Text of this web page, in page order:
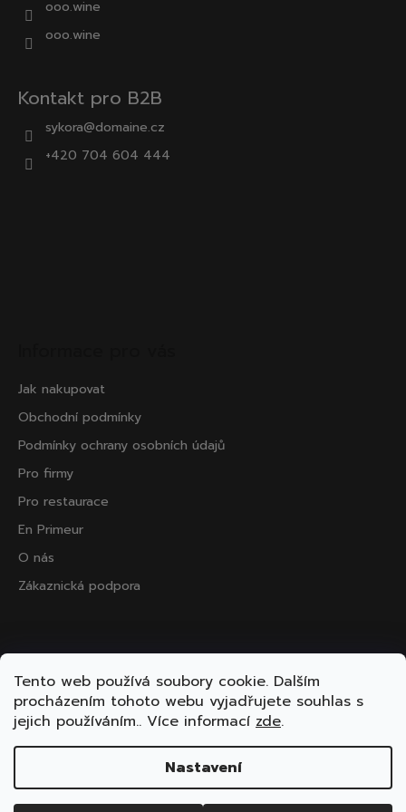
Tento web používá soubory cookie. Dalším
procházením tohoto webu vyjadřujete souhlas s
jejich používáním.. Více informací zde.
Nastavení
ooo.wine
ooo.wine
Kontakt pro B2B
sykora@domaine.cz
+420 704 604 444
Jak nakupovat
Obchodní podmínky
Podmínky ochrany osobních údajů
Pro firmy
Pro restaurace
En Primeur
O nás
Zákaznická podpora
Přijímáme online platby